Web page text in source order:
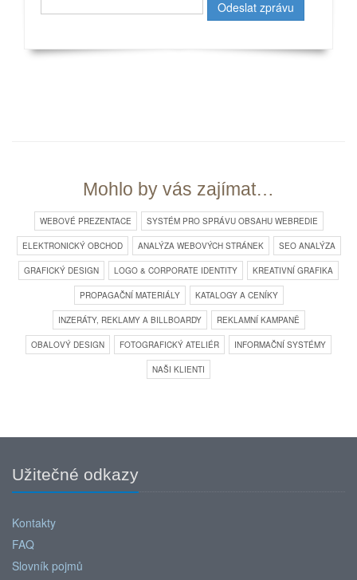
Mohlo by vás zajímat…
WEBOVÉ PREZENTACE SYSTÉM PRO SPRÁVU OBSAHU WEBREDIE
ELEKTRONICKÝ OBCHOD ANALÝZA WEBOVÝCH STRÁNEK SEO ANALÝZA
GRAFICKÝ DESIGN LOGO & CORPORATE IDENTITY KREATIVNÍ GRAFIKA
PROPAGAČNÍ MATERIÁLY KATALOGY A CENÍKY
INZERÁTY, REKLAMY A BILLBOARDY REKLAMNÍ KAMPANĚ
OBALOVÝ DESIGN FOTOGRAFICKÝ ATELIÉR INFORMAČNÍ SYSTÉMY
NAŠI KLIENTI
Užitečné odkazy
Kontakty
FAQ
Slovník pojmů